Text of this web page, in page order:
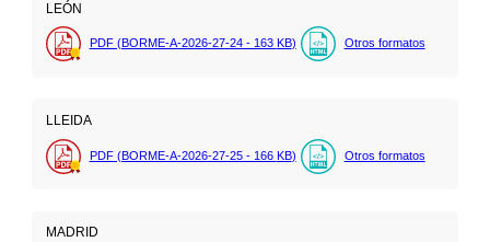
LEÓN
PDF (BORME-A-2026-27-24 - 163 KB) Otros formatos
LLEIDA
PDF (BORME-A-2026-27-25 - 166 KB) Otros formatos
MADRID